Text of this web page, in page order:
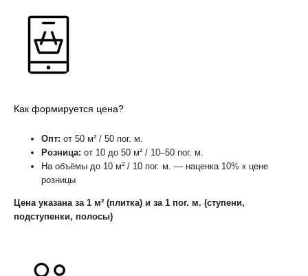
Как формируется цена?
Опт: от 50 м² / 50 пог. м.
Розница: от 10 до 50 м² / 10–50 пог. м.
На объёмы до 10 м² / 10 пог. м. — наценка 10% к цене
розницы
Цена указана за 1 м² (плитка) и за 1 пог. м. (ступени,
подступенки, полосы)